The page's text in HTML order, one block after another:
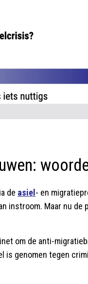
de asiel - en
instroom. Maar nu
om de anti-
is genomen tegen